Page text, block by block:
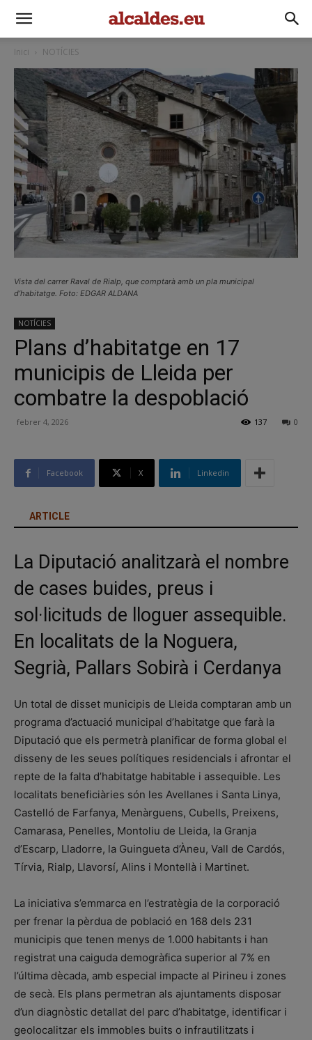
Inici NOTÍCIES
Vista del carrer Raval de Rialp, que comptarà amb un pla municipal
d’habitatge. Foto: EDGAR ALDANA
NOTÍCIES
Plans d’habitatge en 17
municipis de Lleida per
combatre la despoblació
febrer 4, 2026 0
137
Facebook X Linkedin
ARTICLE
La Diputació analitzarà el nombre
de cases buides, preus i
sol·licituds de lloguer assequible.
En localitats de la Noguera,
Segrià, Pallars Sobirà i Cerdanya
Un total de disset municipis de Lleida comptaran amb un
programa d’actuació municipal d’habitatge que farà la
Diputació que els permetrà planificar de forma global el
disseny de les seues polítiques residencials i afrontar el
repte de la falta d’habitatge habitable i assequible. Les
localitats beneficiàries són les Avellanes i Santa Linya,
Castelló de Farfanya, Menàrguens, Cubells, Preixens,
Camarasa, Penelles, Montoliu de Lleida, la Granja
d’Escarp, Lladorre, la Guingueta d’Àneu, Vall de Cardós,
Tírvia, Rialp, Llavorsí, Alins i Montellà i Martinet.
La iniciativa s’emmarca en l’estratègia de la corporació
per frenar la pèrdua de població en 168 dels 231
municipis que tenen menys de 1.000 habitants i han
registrat una caiguda demogràfica superior al 7% en
l’última dècada, amb especial impacte al Pirineu i zones
de secà. Els plans permetran als ajuntaments disposar
d’un diagnòstic detallat del parc d’habitatge, identificar i
geolocalitzar els immobles buits o infrautilitzats i